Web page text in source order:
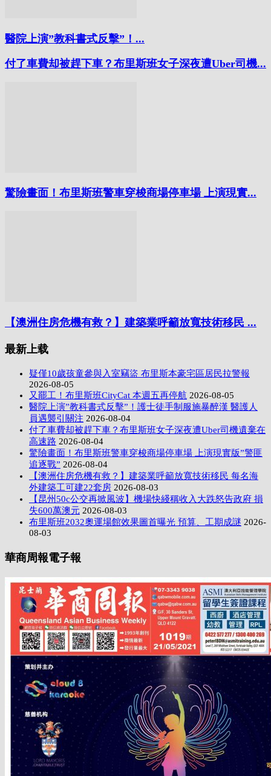
醫院上演”教科書式反擊”！...
付了車費却被趕下車？布里斯班女子深夜遭Uber司機...
驚險畫面！布里斯班警車穿梭商場停車場 上演現實...
【澳洲住房危機有救？】建築業呼籲放寬技術移民 ...
最新上载
疑僅10歲孩童參與入室竊盜 布里斯本豪宅區居民拉警報
2026-08-05
又罷工！布里斯班CityCat 本週五再停航 2026-08-05
醫院上演”教科書式反擊”！護士徒手制服施暴醉漢 醫護人
員遇襲引關注 2026-08-04
付了車費却被趕下車？布里斯班女子深夜遭Uber司機遺棄在
高速路 2026-08-04
驚險畫面！布里斯班警車穿梭商場停車場 上演現實版”警匪
追逐戰” 2026-08-04
【澳洲住房危機有救？】建築業呼籲放寬技術移民 每名海
外建築工可建22套房 2026-08-03
【昆州50c公交再掀風波】機場快綫稱收入大跌怒告政府 損
失600萬澳元 2026-08-03
布里斯班2032奧運場館效果圖首曝光 預算、工期成謎 2026-
08-03
華商周報電子報